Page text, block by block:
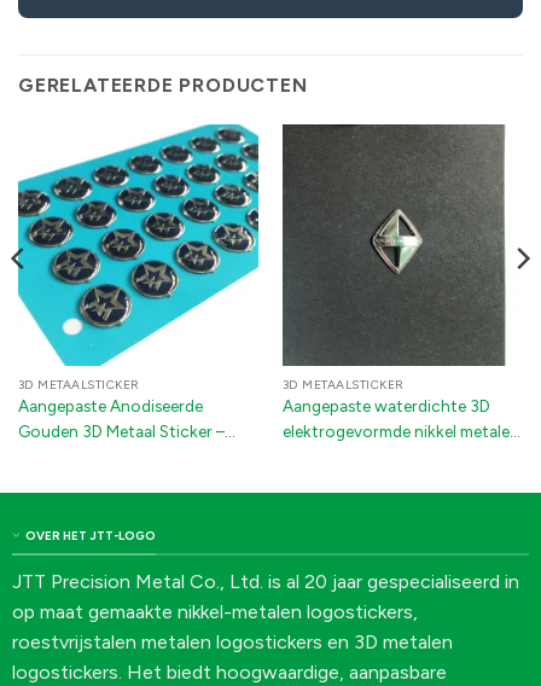
GERELATEERDE PRODUCTEN
3D METAALSTICKER
Aangepaste Anodiseerde
Gouden 3D Metaal Sticker –
3D METAALSTICKER
Aangepaste waterdichte 3D
elektrogevormde nikkel metalen
OVER HET JTT-LOGO
JTT Precision Metal Co., Ltd. is al 20 jaar gespecialiseerd in
op maat gemaakte nikkel-metalen logostickers,
roestvrijstalen metalen logostickers en 3D metalen
logostickers. Het biedt hoogwaardige, aanpasbare